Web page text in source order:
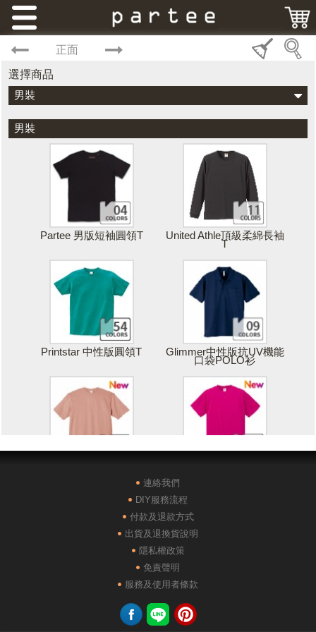
正面
選擇商品
男裝
男裝
Partee 男版短袖圓領T United Athle頂級柔綿長袖
T
Printstar 中性版圓領T Glimmer中性版抗UV機能
口袋POLO衫
POLONE1純棉短袖POLO AG28000落肩重磅精梳棉
連絡我們
DIY服務流程
付款及退款方式
出貨及退換貨說明
隱私權政策
免責聲明
服務及使用者條款